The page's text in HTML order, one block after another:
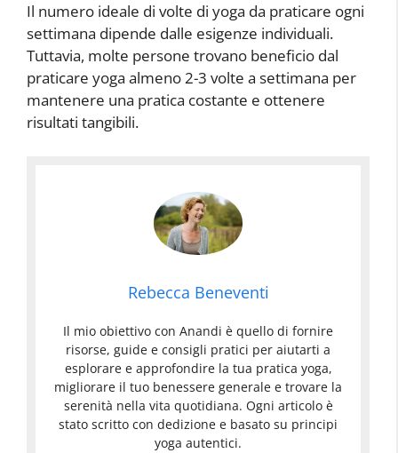
Il numero ideale di volte di yoga da praticare ogni
settimana dipende dalle esigenze individuali.
Tuttavia, molte persone trovano beneficio dal
praticare yoga almeno 2-3 volte a settimana per
mantenere una pratica costante e ottenere
risultati tangibili.
Rebecca Beneventi
Il mio obiettivo con Anandi è quello di fornire
risorse, guide e consigli pratici per aiutarti a
esplorare e approfondire la tua pratica yoga,
migliorare il tuo benessere generale e trovare la
serenità nella vita quotidiana. Ogni articolo è
stato scritto con dedizione e basato su principi
yoga autentici.